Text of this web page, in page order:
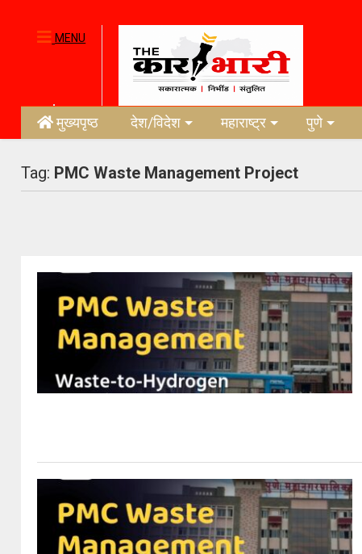
MENU
मुख्यपृष्ठ देश/विदेश महाराष्ट्र पुणे
Tag: PMC Waste Management Project